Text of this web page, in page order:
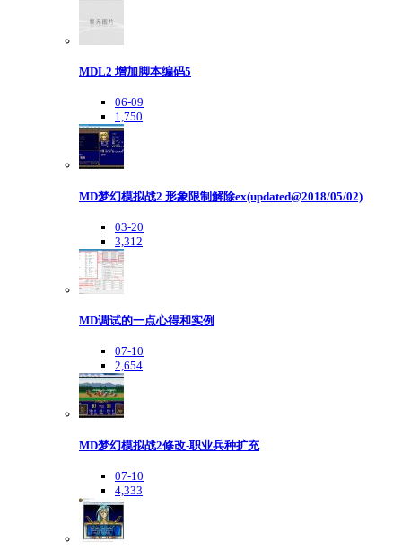
MDL2 增加脚本编码5
06-09
1,750
MD梦幻模拟战2 形象限制解除ex(updated@2018/05/02)
03-20
3,312
MD调试的一点心得和实例
07-10
2,654
MD梦幻模拟战2修改-职业兵种扩充
07-10
4,333